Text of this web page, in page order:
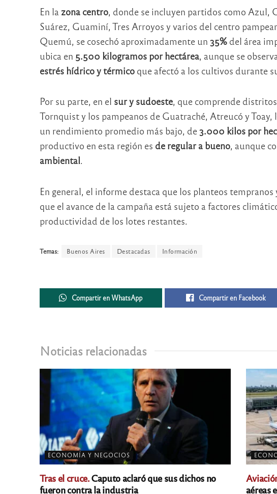
En la zona centro, donde se incluyen partidos como Azul,
Suárez, Guaminí, Tres Arroyos y varios del centro
Quemú, se cosechó aproximadamente un 35%del área
ubica en 5.500 kilogramos por hectárea, aunque se
estrés hídrico y térmicoque afectó a los cultivos durante
Por su parte, en el sur y sudoeste, que comprende
Tornquist y los pampeanos de Guatraché, Atreucó y Toay,
un rendimiento promedio más bajo, de 3.000 kilos por
productivo en esta región es de regular a bueno, aunque
ambiental.
En general, el informe destaca que los planteos
que el avance de la campaña está sujeto a factores
productividad de los lotes restantes.
Temas: Buenos Aires Destacadas Información
Compartir en WhatsApp Compartir en Facebook
Noticias relacionadas
ECONOMÍA Y NEGOCIOS
Tras el cruce.Caputo aclaró que sus dichos no
fueron contra la industria
aéreas